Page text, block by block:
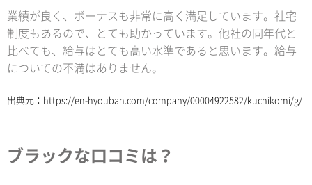
業績が良く、ボーナスも非常に高く満足しています。社宅
制度もあるので、とても助かっています。他社の同年代と
比べても、給与はとても高い水準であると思います。給与
についての不満はありません。
出典元： https://en-hyouban.com/company/00004922582/kuchikomi/g/
ブラックな口コミは？